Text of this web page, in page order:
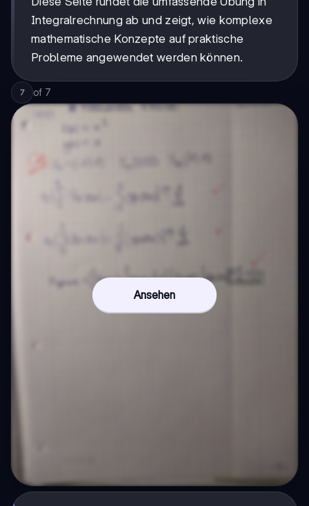
Integralrechnung ab und zeigt, wie komplexe
mathematische Konzepte auf praktische
Probleme angewendet werden können.
7 of 7
Ansehen